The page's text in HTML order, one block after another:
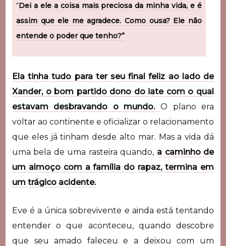
“Dei a ele a coisa mais preciosa da minha vida, e é
assim que ele me agradece. Como ousa? Ele não
entende o poder que tenho?”
Ela tinha tudo para ter seu final feliz ao lado de
Xander, o bom partido dono do iate com o qual
estavam desbravando o mundo. O plano era
voltar ao continente e oficializar o relacionamento
que eles já tinham desde alto mar. Mas a vida dá
uma bela de uma rasteira quando, a caminho de
um almoço com a família do rapaz, termina em
um trágico acidente.
Eve é a única sobrevivente e ainda está tentando
entender o que aconteceu, quando descobre
que seu amado faleceu e a deixou com um